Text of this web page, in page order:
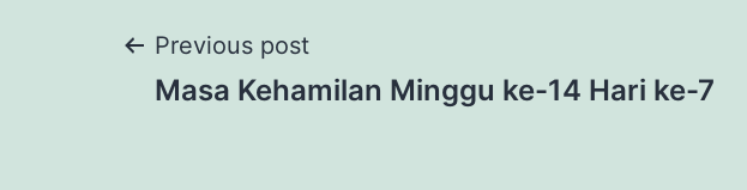
Post
Previous post
Masa Kehamilan Minggu ke-14 Hari ke-7